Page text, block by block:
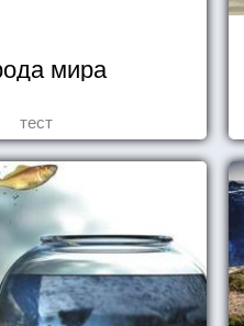
мира
тест